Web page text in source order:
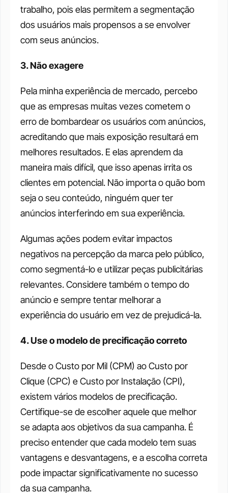
trabalho, pois elas permitem a segmentação
dos usuários mais propensos a se envolver
com seus anúncios.
3. Não exagere
Pela minha experiência de mercado, percebo
que as empresas muitas vezes cometem o
erro de bombardear os usuários com anúncios,
acreditando que mais exposição resultará em
melhores resultados. E elas aprendem da
maneira mais difícil, que isso apenas irrita os
clientes em potencial. Não importa o quão bom
seja o seu conteúdo, ninguém quer ter
anúncios interferindo em sua experiência.
Algumas ações podem evitar impactos
negativos na percepção da marca pelo público,
como segmentá-lo e utilizar peças publicitárias
relevantes. Considere também o tempo do
anúncio e sempre tentar melhorar a
experiência do usuário em vez de prejudicá-la.
4. Use o modelo de precificação correto
Desde o Custo por Mil (CPM) ao Custo por
Clique (CPC) e Custo por Instalação (CPI),
existem vários modelos de precificação.
Certifique-se de escolher aquele que melhor
se adapta aos objetivos da sua campanha. É
preciso entender que cada modelo tem suas
vantagens e desvantagens, e a escolha correta
pode impactar significativamente no sucesso
da sua campanha.